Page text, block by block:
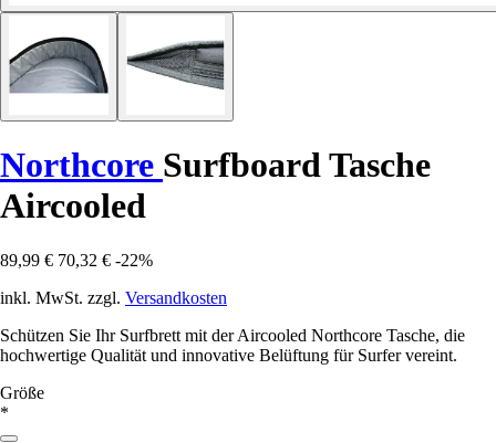
Northcore Surfboard Tasche
Aircooled
89,99 € 70,32 € -22%
inkl. MwSt. zzgl. Versandkosten
Schützen Sie Ihr Surfbrett mit der Aircooled Northcore Tasche, die
hochwertige Qualität und innovative Belüftung für Surfer vereint.
Größe
*